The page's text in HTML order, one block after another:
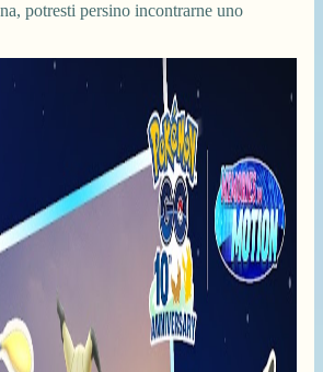
potresti persino incontrarne uno